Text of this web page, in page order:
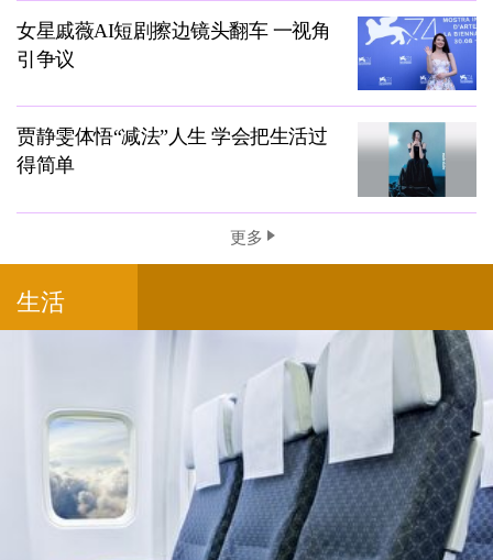
女星戚薇AI短剧擦边镜头翻车 一视角
引争议
贾静雯体悟“减法”人生 学会把生活过
得简单
更多
生活